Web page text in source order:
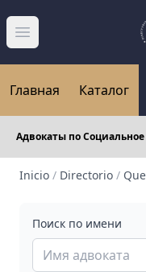
Abrir menú
Главная Каталог
Адвокаты по
Inicio / Directorio /
Поиск по имени